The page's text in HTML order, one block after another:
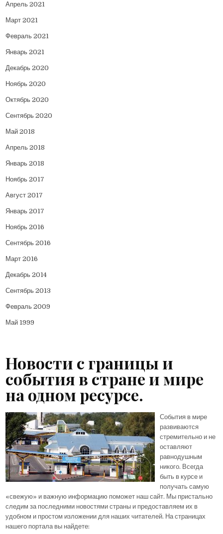
Апрель 2021
Март 2021
Февраль 2021
Январь 2021
Декабрь 2020
Ноябрь 2020
Октябрь 2020
Сентябрь 2020
Май 2018
Апрель 2018
Январь 2018
Ноябрь 2017
Август 2017
Январь 2017
Ноябрь 2016
Сентябрь 2016
Март 2016
Декабрь 2014
Сентябрь 2013
Февраль 2009
Май 1999
Новости с границы и
события в стране и мире
на одном ресурсе.
События в мире
развиваются
стремительно и не
оставляют
равнодушным
никого. Всегда
быть в курсе и
получать самую
«свежую» и важную информацию поможет наш сайт. Мы пристально
следим за последними новостями страны и предоставляем их в
удобном и простом изложении для наших читателей. На страницах
нашего портала вы найдете: